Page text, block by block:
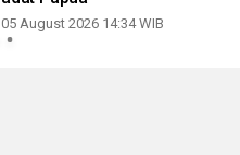
05 August 2026 14:34 WIB